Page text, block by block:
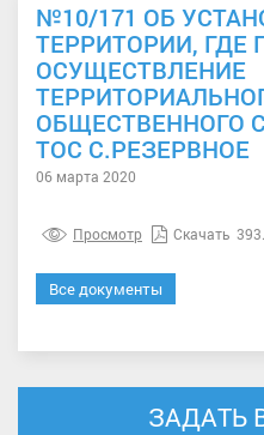
№10/171 ОБ
ТЕРРИТОРИИ, ГДЕ
ОСУЩЕСТВЛЕНИЕ
ОБЩЕСТВЕННОГО
ТОС С.РЕЗЕРВНОЕ
06 марта 2020
Просмотр Скачать
Все документы
ЗАДАТЬ